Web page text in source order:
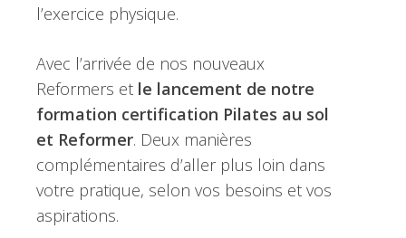
l’exercice physique.
Avec l’arrivée de nos nouveaux
Reformers et le lancement de notre
formation certification Pilates au sol
et Reformer. Deux manières
complémentaires d’aller plus loin dans
votre pratique, selon vos besoins et vos
aspirations.